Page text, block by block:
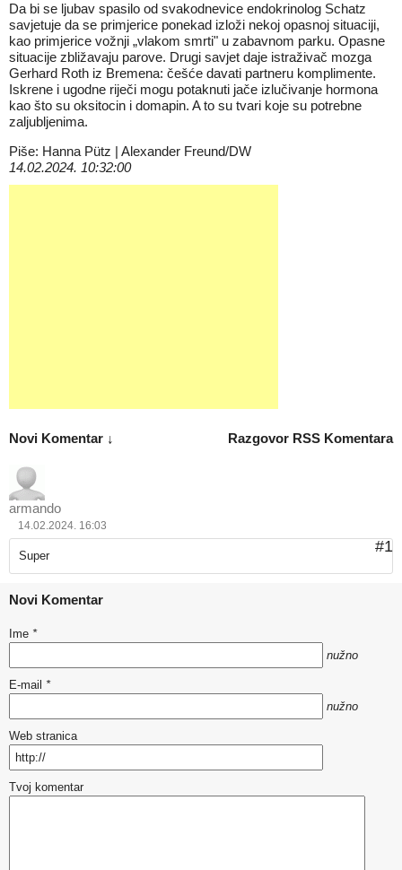
Da bi se ljubav spasilo od svakodnevice endokrinolog Schatz
savjetuje da se primjerice ponekad izloži nekoj opasnoj situaciji,
kao primjerice vožnji „vlakom smrti" u zabavnom parku. Opasne
situacije zbližavaju parove. Drugi savjet daje istraživač mozga
Gerhard Roth iz Bremena: češće davati partneru komplimente.
Iskrene i ugodne riječi mogu potaknuti jače izlučivanje hormona
kao što su oksitocin i domapin. A to su tvari koje su potrebne
zaljubljenima.
Piše: Hanna Pütz | Alexander Freund/DW
14.02.2024. 10:32:00
Razgovor RSS Komentara
Novi Komentar ↓
armando
14.02.2024. 16:03
#1
Super
Novi Komentar
Ime *
nužno
E-mail *
nužno
Web stranica
Tvoj komentar